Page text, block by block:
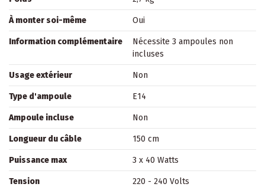
À monter soi-même Oui
Information complémentaire
Nécessite 3 ampoules non
incluses
Usage extérieur Non
Type d'ampoule E14
Ampoule incluse Non
Longueur du câble 150 cm
Puissance max 3 x 40 Watts
Tension 220 - 240 Volts